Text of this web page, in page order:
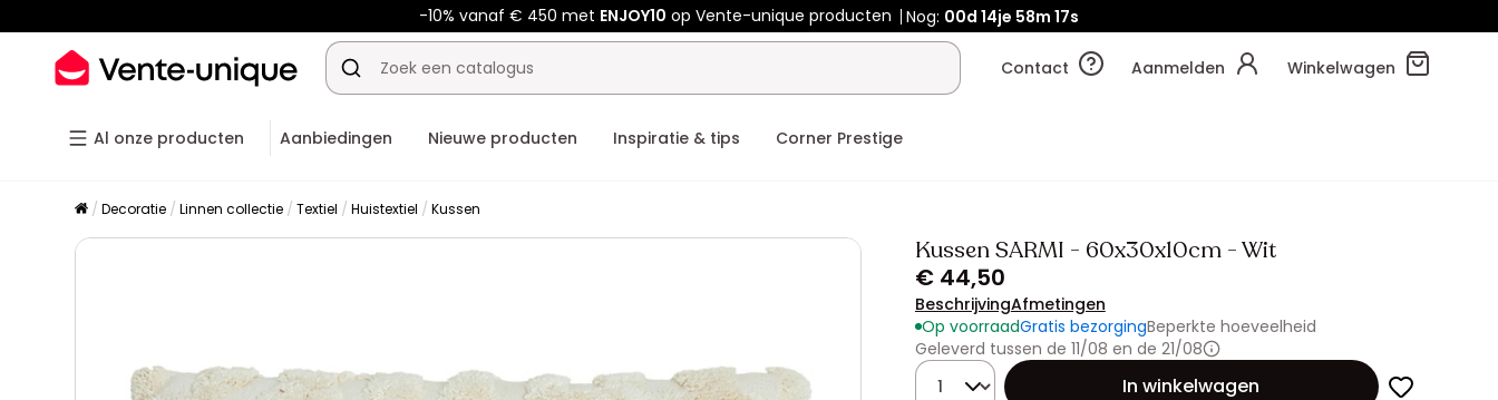
-10% vanaf € 450 met ENJOY10 op Vente-unique producten Nog: 00d 14je 58m 15s
Contact Aanmelden Winkelwagen
Al onze producten Aanbiedingen Nieuwe producten Inspiratie & tips Corner Prestige
Decoratie Linnen collectie Textiel Huistextiel Kussen
Kussen SARMI - 60x30x10cm - Wit
€ 44,50
BeschrijvingAfmetingen
Op voorraadGratis bezorgingBeperkte hoeveelheid
Geleverd tussen de 11/08 en de 21/08
Hoeveelheid
In winkelwagen